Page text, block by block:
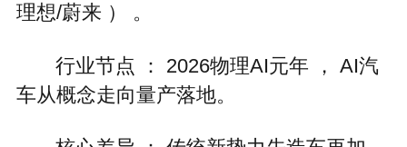
理想/蔚来 ） 。
行业节点 ： 2026物理AI元年 ， AI汽
车从概念走向量产落地。